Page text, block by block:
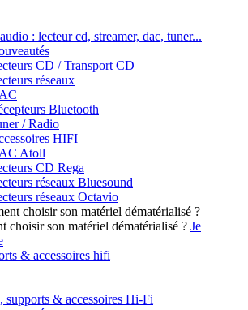
: lecteur cd, streamer, dac, tuner...
CD / Transport CD
réseaux
Bluetooth
/ Radio
HIFI
Atoll
CD Rega
réseaux Bluesound
réseaux Octavio
choisir son matériel dématérialisé ? Je
& accessoires hifi
supports & accessoires Hi-Fi